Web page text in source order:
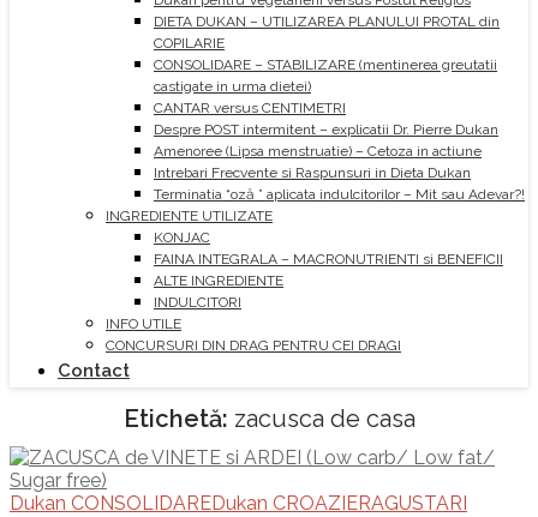
DIETA DUKAN – UTILIZAREA PLANULUI PROTAL din
COPILARIE
CONSOLIDARE – STABILIZARE (mentinerea greutatii
castigate in urma dietei)
CANTAR versus CENTIMETRI
Despre POST intermitent – explicatii Dr. Pierre Dukan
Amenoree (Lipsa menstruatie) – Cetoza in actiune
Intrebari Frecvente si Raspunsuri in Dieta Dukan
Terminatia “oză ” aplicata indulcitorilor – Mit sau Adevar?!
INGREDIENTE UTILIZATE
KONJAC
FAINA INTEGRALA – MACRONUTRIENTI si BENEFICII
ALTE INGREDIENTE
INDULCITORI
INFO UTILE
CONCURSURI DIN DRAG PENTRU CEI DRAGI
Contact
Etichetă: zacusca de casa
Dukan CONSOLIDAREDukan CROAZIERAGUSTARI